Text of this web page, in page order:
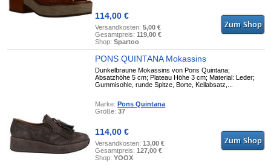
114,00 €
Versandkosten:5,00 €
Gesamtpreis:119,00 €
Shop:Spartoo
PONS QUINTANA Mokassins
Dunkelbraune Mokassins von Pons Quintana;
Absatzhöhe 5 cm; Plateau Höhe 3 cm; Material: Leder;
Gummisohle, runde Spitze, Borte, Keilabsatz,...
Marke:Pons Quintana
Größe:37
114,00 €
Versandkosten:13,00 €
Gesamtpreis:127,00 €
Shop:YOOX